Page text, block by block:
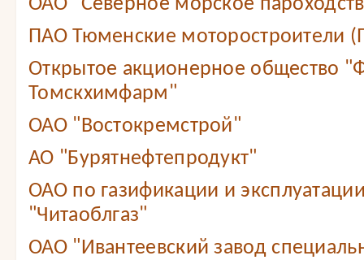
ОАО "Северное морское
ПАО Тюменские моторостроители
Открытое акционерное общество
Томскхимфарм"
ОАО "Востокремстрой"
АО "Бурятнефтепродукт"
ОАО по газификации и эксплуатации
"Читаоблгаз"
ОАО "Ивантеевский завод